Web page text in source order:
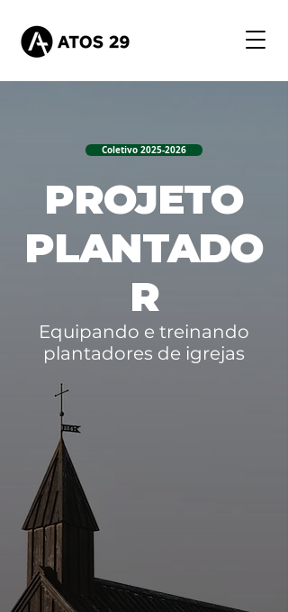
Coletivo 2025-2026
PROJETO
PLANTADO
R
Equipando e treinando
plantadores de igrejas